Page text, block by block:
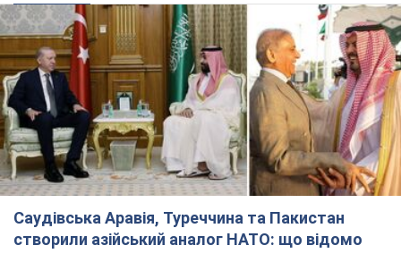
Саудівська Аравія, Туреччина та Пакистан
створили азійський аналог НАТО: що відомо